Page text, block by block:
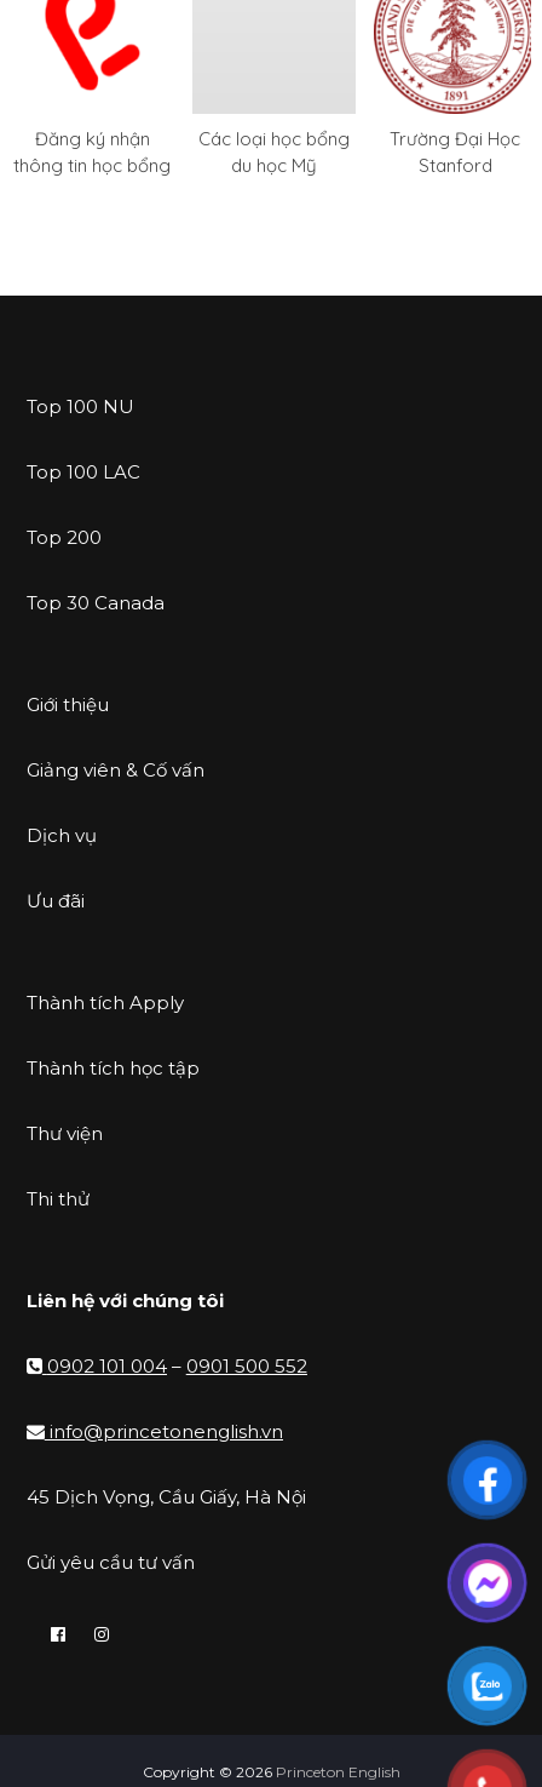
Đăng ký nhận
thông tin học bổng
Các loại học bổng
du học Mỹ
Trường Đại Học
Stanford
Top 100 NU
Top 100 LAC
Top 200
Top 30 Canada
Giới thiệu
Giảng viên & Cố vấn
Dịch vụ
Ưu đãi
Thành tích Apply
Thành tích học tập
Thư viện
Thi thử
Liên hệ với chúng tôi
0902 101 004– 0901 500 552
info@princetonenglish.vn
45 Dịch Vọng, Cầu Giấy, Hà Nội
Gửi yêu cầu tư vấn
Copyright © 2026 Princeton English